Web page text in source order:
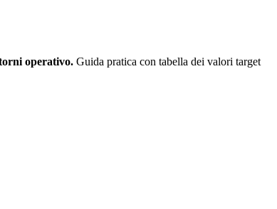
operativo. Guida pratica con tabella dei valori target